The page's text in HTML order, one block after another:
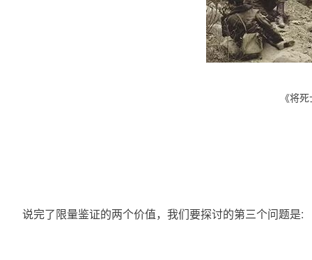
《将
	说完了限量鉴证的两个价值，我们要探讨的第三个问题是: